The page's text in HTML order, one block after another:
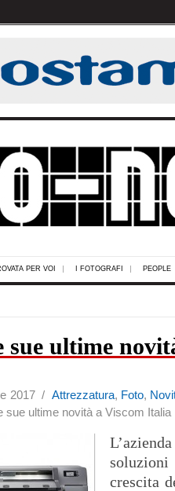
PER VOI I FOTOGRAFI PEOPLE
sue ultime
2017 / Attrezzatura, Foto,
sue ultime novità a Viscom Italia
crescita